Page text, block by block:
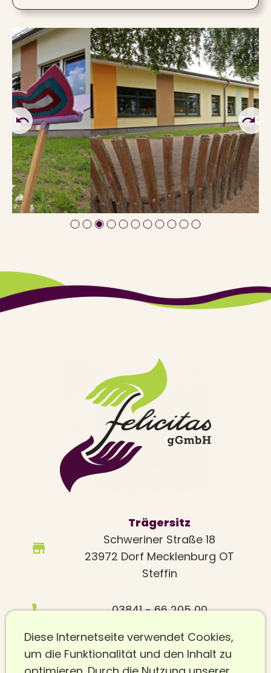
Trägersitz
Schweriner Straße 18
23972 Dorf Mecklenburg OT
Steffin
03841 - 66 205 00
info@felicitas-wismar.de
Diese Internetseite verwendet Cookies,
um die Funktionalität und den Inhalt zu